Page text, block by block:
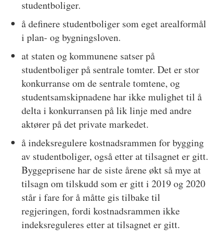
studentboliger.
å definere studentboliger som eget arealformål
i plan- og bygningsloven.
at staten og kommunene satser på
studentboliger på sentrale tomter. Det er stor
konkurranse om de sentrale tomtene, og
studentsamskipnadene har ikke mulighet til å
delta i konkurransen på lik linje med andre
aktører på det private markedet.
å indeksregulere kostnadsrammen for bygging
av studentboliger, også etter at tilsagnet er gitt.
Byggeprisene har de siste årene økt så mye at
tilsagn om tilskudd som er gitt i 2019 og 2020
står i fare for å måtte gis tilbake til
regjeringen, fordi kostnadsrammen ikke
indeksreguleres etter at tilsagnet er gitt.